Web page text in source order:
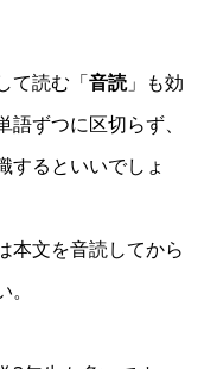
て読む「音読」も効
ずつに区切らず、
するといいでしょ
本文を音読してから